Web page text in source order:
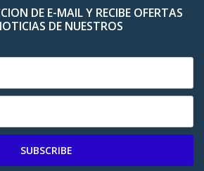
DE E-MAIL Y RECIBE OFERTAS
DE NUESTROS
SUBSCRIBE